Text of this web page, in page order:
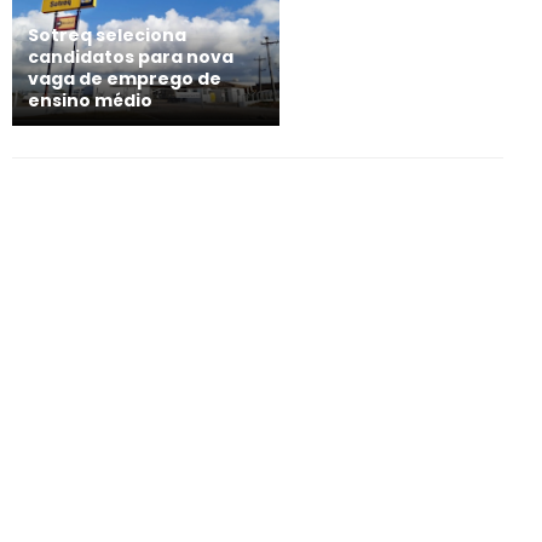
Sotreq seleciona
candidatos para nova
vaga de emprego de
ensino médio